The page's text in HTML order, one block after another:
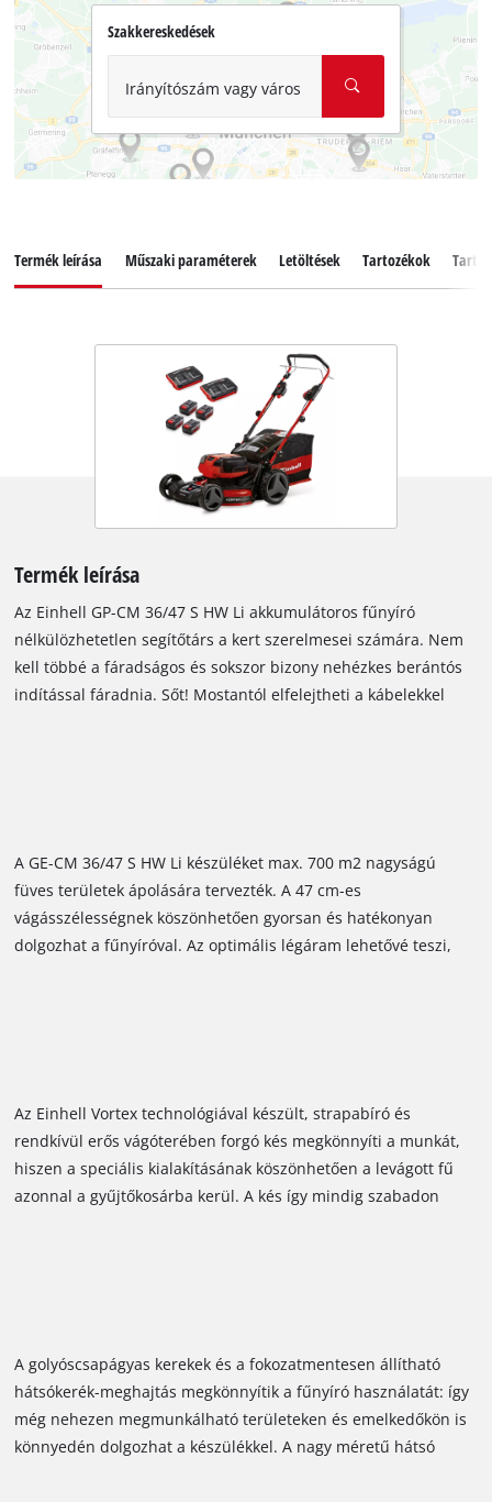
Szakkereskedések
Irányítószám vagy város
Termék leírása Műszaki paraméterek Letöltések Tartozékok
Termék leírása
Az Einhell GP-CM 36/47 S HW Li akkumulátoros fűnyíró
nélkülözhetetlen segítőtárs a kert szerelmesei számára. Nem
kell többé a fáradságos és sokszor bizony nehézkes berántós
indítással fáradnia. Sőt! Mostantól elfelejtheti a kábelekkel
biztosítja. Az akkumulátortechnológiának köszönhetően nincs
szükség olajra és benzinre, így nincs károsanyag-kibocsátás
sem. A fűnyírót szénkefe nélküli motorral szerelték fel, így
jóval kevesebb karbantartást igényel. A biztonsági indítókulcs
A GE-CM 36/47 S HW Li készüléket max. 700 m2 nagyságú
füves területek ápolására tervezték. A 47 cm-es
vágásszélességnek köszönhetően gyorsan és hatékonyan
dolgozhat a fűnyíróval. Az optimális légáram lehetővé teszi,
kosárral dolgozni, és például magas fűben a hátsó vagy az
oldalsó kivetőnyílások használatát részesítené előnyben, akkor
arra is van megoldás! Alakítsa mulccsá a lenyírt füvet, és
biztosítson extra tápanyagot a gyepnek - gyorsan és
Az Einhell Vortex technológiával készült, strapabíró és
rendkívül erős vágóterében forgó kés megkönnyíti a munkát,
hiszen a speciális kialakításának köszönhetően a levágott fű
azonnal a gyűjtőkosárba kerül. A kés így mindig szabadon
A golyóscsapágyas kerekek és a fokozatmentesen állítható
hátsókerék-meghajtás megkönnyítik a fűnyíró használatát: így
még nehezen megmunkálható területeken és emelkedőkön is
könnyedén dolgozhat a készülékkel. A nagy méretű hátsó